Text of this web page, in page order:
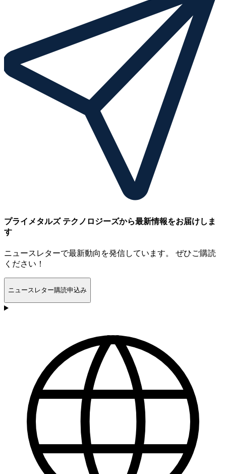
プライメタルズ テクノロジーズから最新情報をお届けしま
す
ニュースレターで最新動向を発信しています。 ぜひご購読
ください！
ニュースレター購読申込み